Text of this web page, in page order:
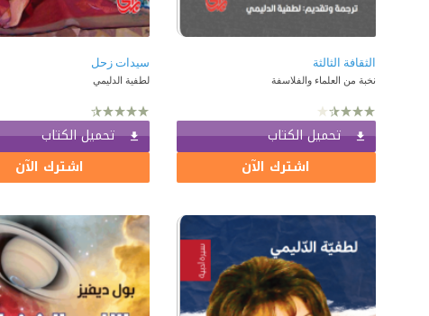
الثقافة الثالثة
نخبة من العلماء والفلاسفة
تحميل الكتاب
اشترك الآن
سيدات زحل
لطفية الدليمي
تحميل الكتاب
اشترك الآن